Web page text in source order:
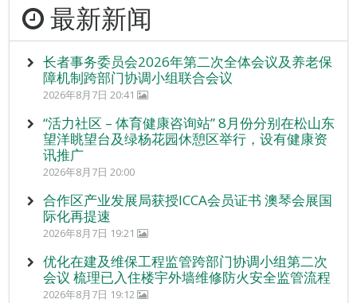
最新新闻
长者事务委员会2026年第二次全体会议及养老保
障机制跨部门协调小组联合会议
2026年8月7日 20:41
“活力社区 – 体育健康咨询站” 8月份分别在松山东
望洋眺望台及绿杨花园休憩区举行，设有健康资
讯推广
2026年8月7日 20:00
合作区产业发展局获授ICCA会员证书 澳琴会展国
际化再提速
2026年8月7日 19:21
优化在建及维保工程监管跨部门协调小组第二次
会议 梳理已入住楼宇外墙维修防火安全监管流程
2026年8月7日 19:12